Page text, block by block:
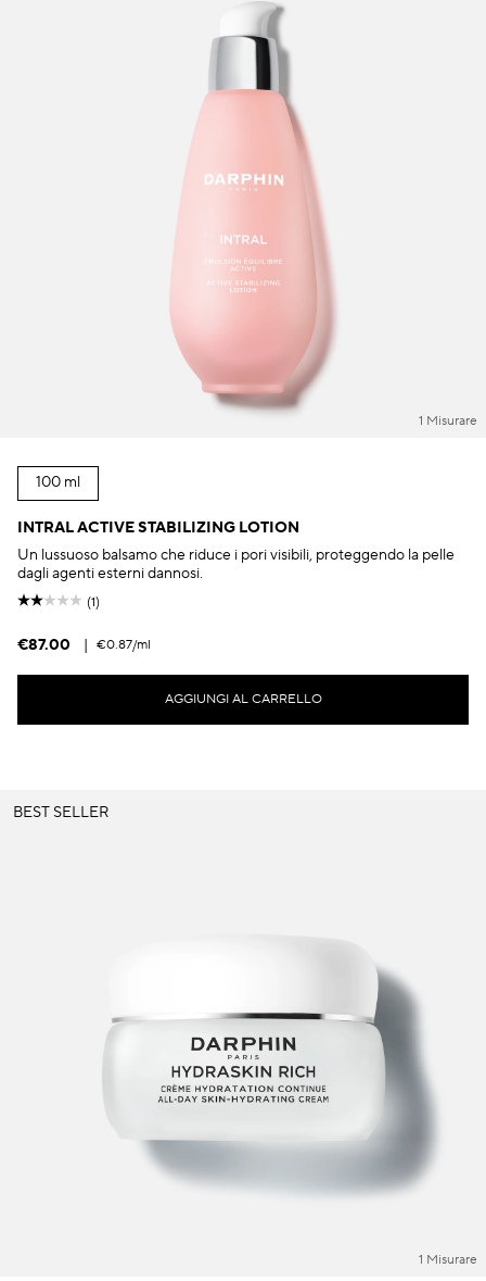
1 Misurare
100 ml
INTRAL ACTIVE STABILIZING LOTION
Un lussuoso balsamo che riduce i pori visibili, proteggendo la pelle
dagli agenti esterni dannosi.
(1)
€87.00 | €0.87/ml
AGGIUNGI AL CARRELLO
BEST SELLER
1 Misurare